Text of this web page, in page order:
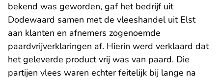
bekend was geworden, gaf het bedrijf uit
Dodewaard samen met de vleeshandel uit Elst
aan klanten en afnemers zogenoemde
paardvrijverklaringen af. Hierin werd verklaard dat
het geleverde product vrij was van paard. Die
partijen vlees waren echter feitelijk bij lange na